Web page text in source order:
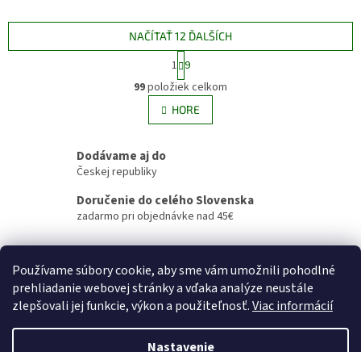
Používame súbory cookie, aby sme vám umožnili pohodlné
prehliadanie webovej stránky a vďaka analýze neustále
zlepšovali jej funkcie, výkon a použiteľnosť.Viac informácií
Nastavenie
citrusových šalátoch, dezertoch
pri problémoch...
O
v
l
á
e
p
r
v
k
y
v
ý
p
i
NAČÍTAŤ 12 ĎALŠÍCH
t
r
á
n
k
i
e
1 9
99položiek celkom
HORE
Dodávame aj do
Českej republiky
Doručenie do celého Slovenska
zadarmo pri objednávke nad 45€
Z